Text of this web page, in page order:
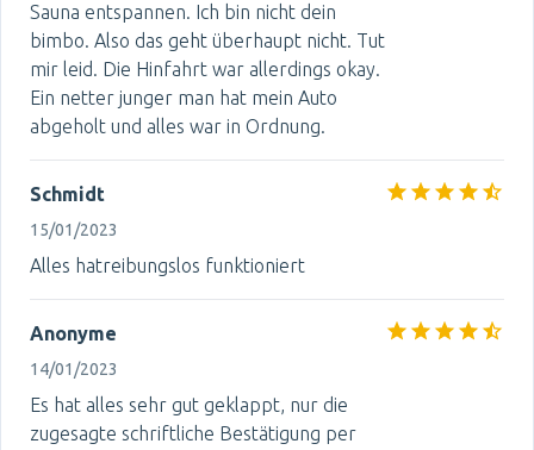
Sauna entspannen. Ich bin nicht dein
bimbo. Also das geht überhaupt nicht. Tut
mir leid. Die Hinfahrt war allerdings okay.
Ein netter junger man hat mein Auto
abgeholt und alles war in Ordnung.
Schmidt
15/01/2023
Alles hatreibungslos funktioniert
Anonyme
14/01/2023
Es hat alles sehr gut geklappt, nur die
zugesagte schriftliche Bestätigung per